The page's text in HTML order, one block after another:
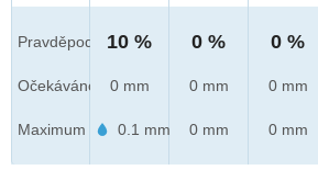
Pravděpod.
Očekáváno
Maximum
10 %
0 mm
0.1 mm
0 %
0 mm
0 mm
0 %
0 mm
0 mm